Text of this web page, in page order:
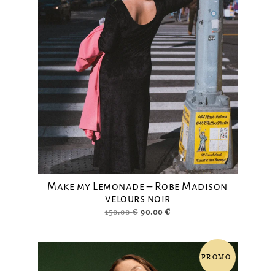
Make my Lemonade – Robe Madison
velours noir
150.00€ Le
150.00 €.
90.00 €Le
90.00 €.PROMO